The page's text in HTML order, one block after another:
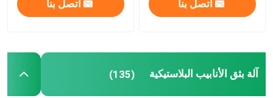
اتصل بنا اتصل بنا
آلة بثق الأنابيب البلاستيكية (135)